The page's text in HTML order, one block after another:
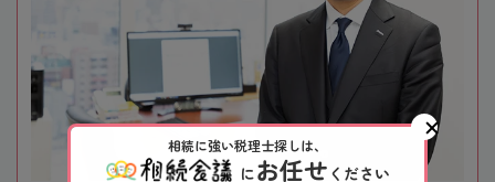
相続に強い税理士探しは、
にお任せ ください